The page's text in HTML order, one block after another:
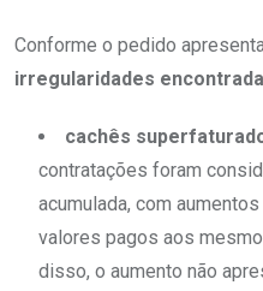
Conforme o pedido
irregularidades
cachês
contratações foram
acumulada, com
valores pagos aos
disso, o aumento não